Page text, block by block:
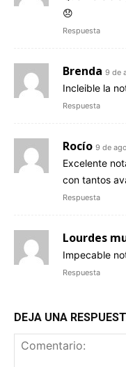
😞
Respuesta
Brenda 9 de
Incleible la
Respuesta
Rocío 9 de
Excelente
con tantos
Respuesta
Lourdes
Impecable
Respuesta
DEJA UNA